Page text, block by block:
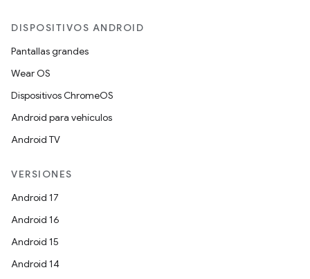
DISPOSITIVOS ANDROID
Pantallas grandes
Wear OS
Dispositivos ChromeOS
Android para vehículos
Android TV
VERSIONES
Android 17
Android 16
Android 15
Android 14